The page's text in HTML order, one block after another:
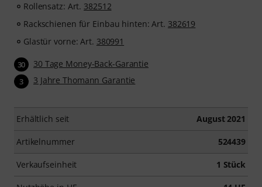
Rollensatz: Art. 382512
Rackschienen für Einbau hinten: Art. 382619
Glastür vorne: Art. 380991
30 30 Tage Money-Back-Garantie
3 3 Jahre Thomann Garantie
Erhältlich seit August 2021
Artikelnummer 524439
Verkaufseinheit 1 Stück